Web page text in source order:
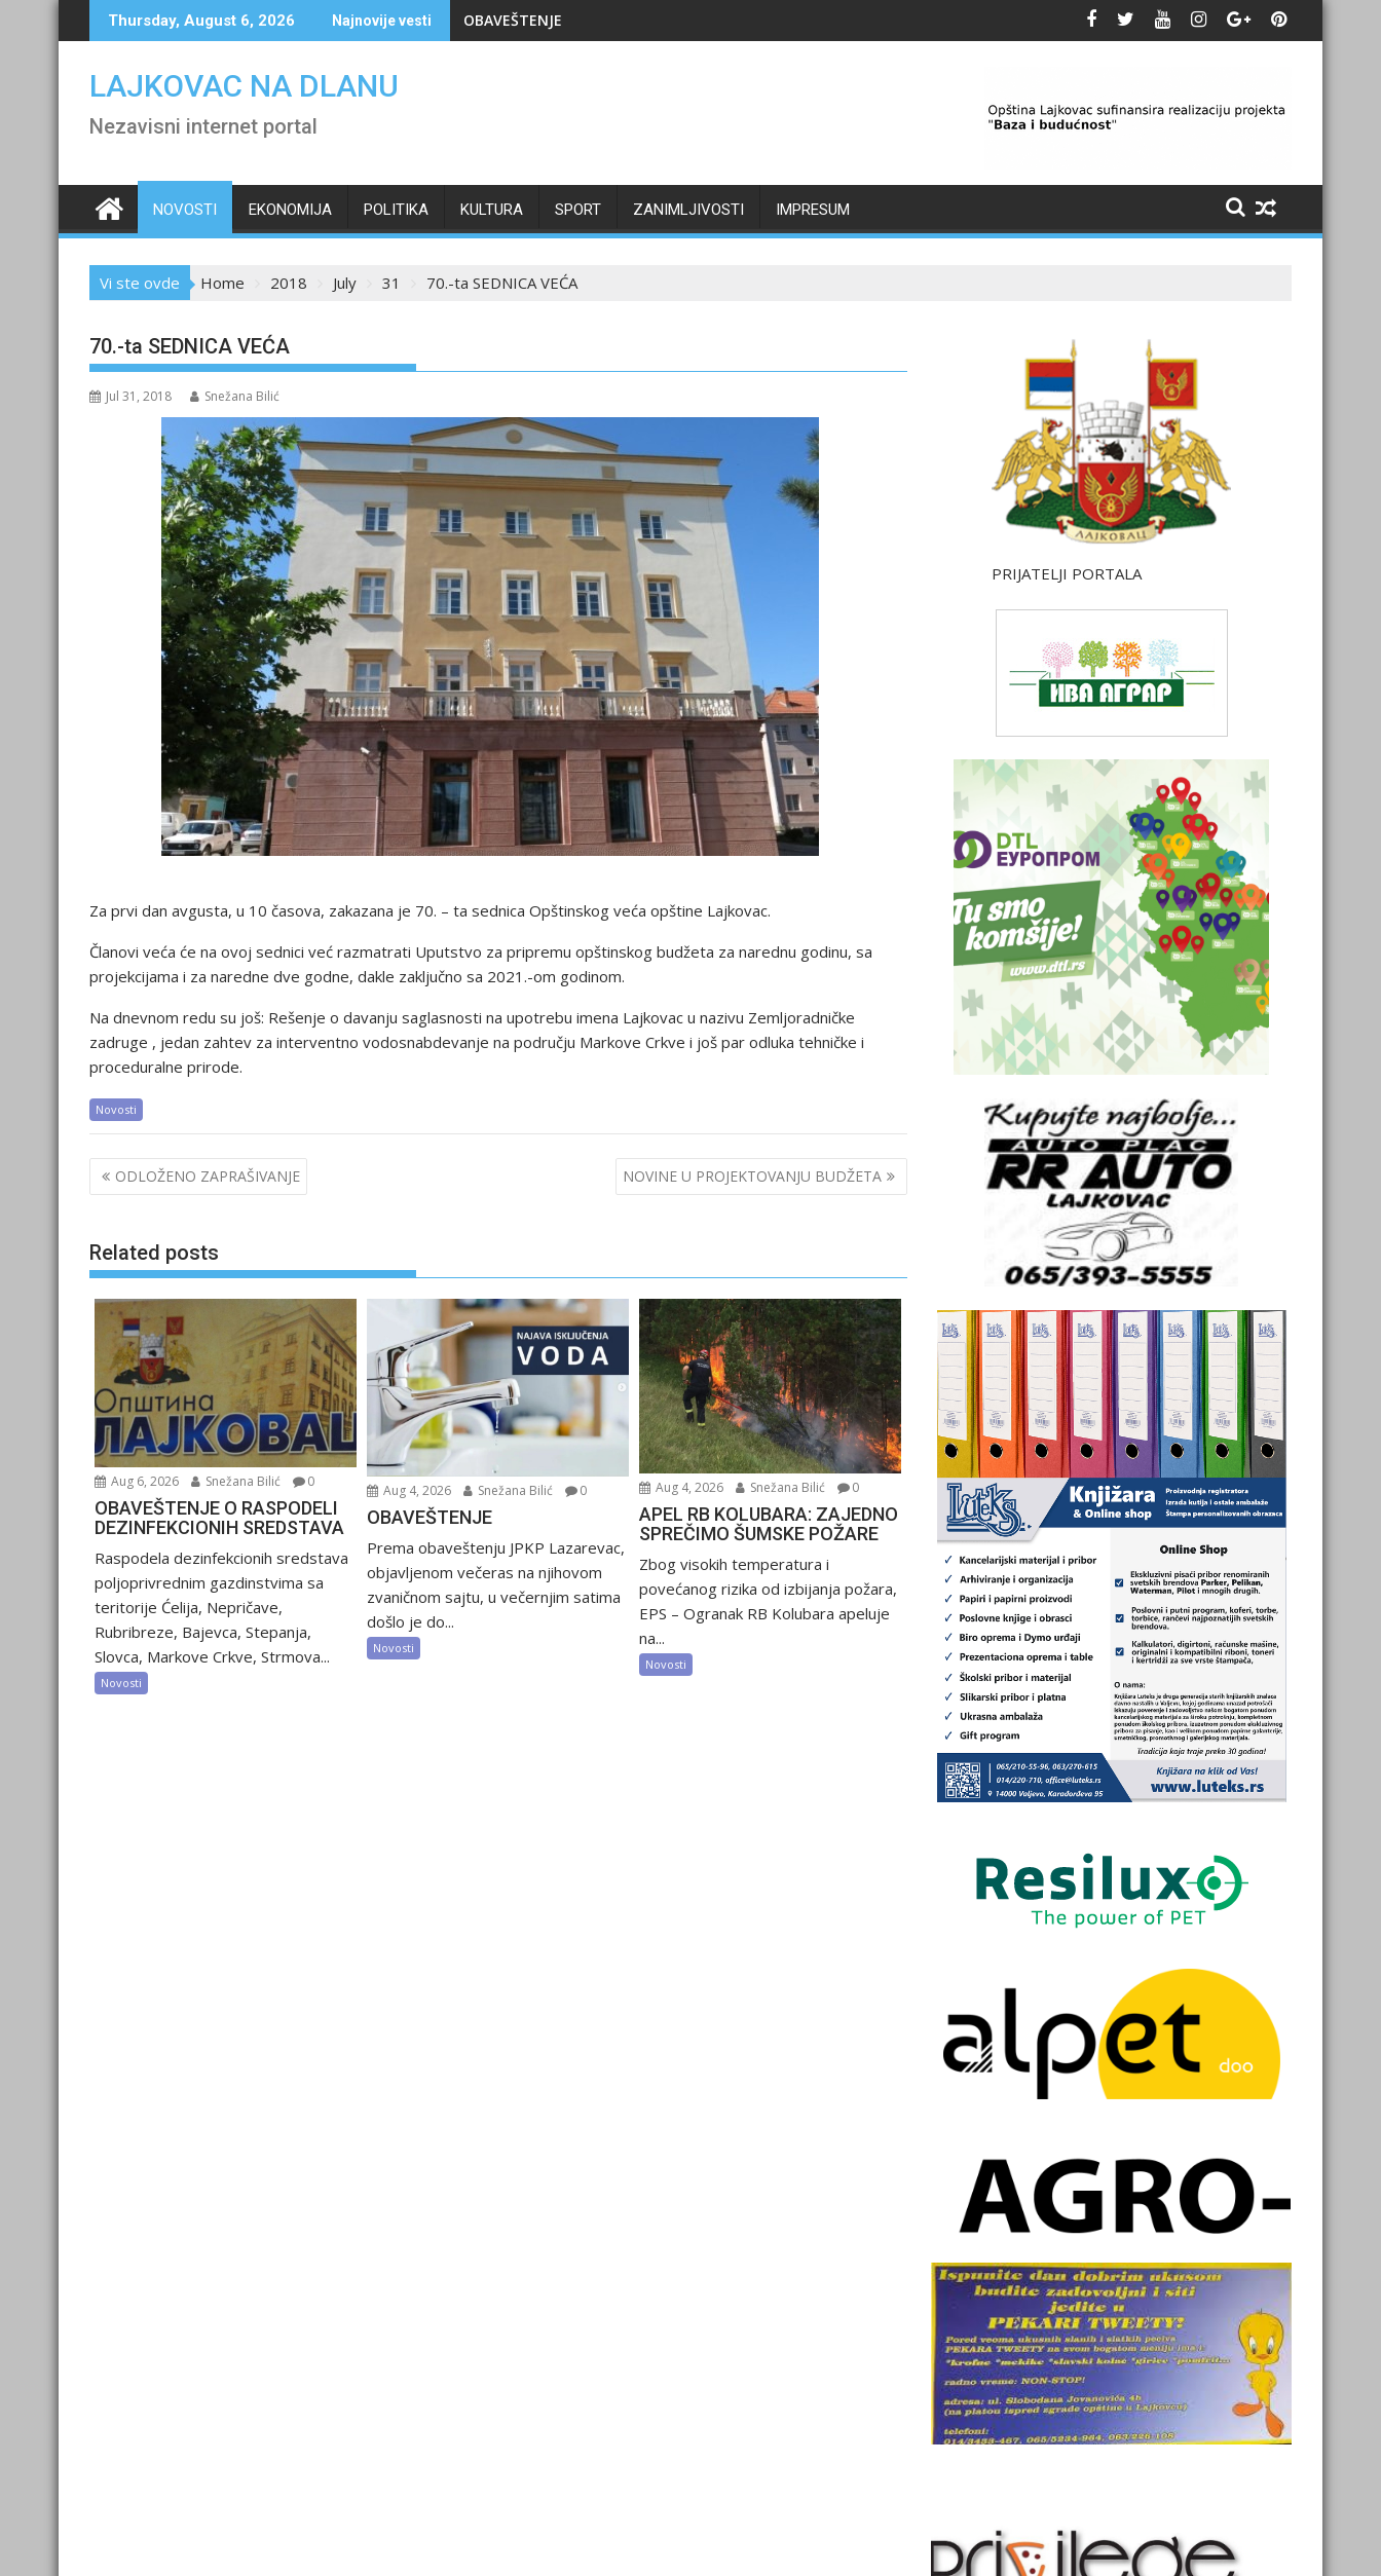
to
Thursday, August 6, 2026 Najnovije vesti OBAVEŠTENJE
LAJKOVAC NA DLANU
Nezavisni internet portal
NOVOSTI EKONOMIJA POLITIKA KULTURA SPORT ZANIMLJIVOSTI IMPRESUM
Vi ste ovde Home 2018 July 31 70.-ta SEDNICA VEĆA
70.-ta SEDNICA VEĆA
Jul 31, 2018 Snežana Bilić
Za prvi dan avgusta, u 10 časova, zakazana je 70. – ta sednica Opštinskog veća opštine Lajkovac.
Članovi veća će na ovoj sednici već razmatrati Uputstvo za pripremu opštinskog budžeta za narednu godinu, sa
projekcijama i za naredne dve godne, dakle zaključno sa 2021.-om godinom.
Na dnevnom redu su još: Rešenje o davanju saglasnosti na upotrebu imena Lajkovac u nazivu Zemljoradničke
zadruge , jedan zahtev za interventno vodosnabdevanje na području Markove Crkve i još par odluka tehničke i
proceduralne prirode.
Novosti
Post
navigation
ODLOŽENO ZAPRAŠIVANJE NOVINE U PROJEKTOVANJU BUDŽETA
Related posts
Aug 6, 2026 Snežana Bilić 0
OBAVEŠTENJE O RASPODELI
DEZINFEKCIONIH SREDSTAVA
Raspodela dezinfekcionih sredstava
poljoprivrednim gazdinstvima sa
teritorije Ćelija, Nepričave,
Rubribreze, Bajevca, Stepanja,
Slovca, Markove Crkve, Strmova...
Novosti
Aug 4, 2026 Snežana Bilić 0
OBAVEŠTENJE
Prema obaveštenju JPKP Lazarevac,
objavljenom večeras na njihovom
zvaničnom sajtu, u večernjim satima
došlo je do...
Novosti
Aug 4, 2026 Snežana Bilić 0
APEL RB KOLUBARA: ZAJEDNO
SPREČIMO ŠUMSKE POŽARE
Zbog visokih temperatura i
povećanog rizika od izbijanja požara,
EPS – Ogranak RB Kolubara apeluje
na...
Novosti
PRIJATELJI PORTALA